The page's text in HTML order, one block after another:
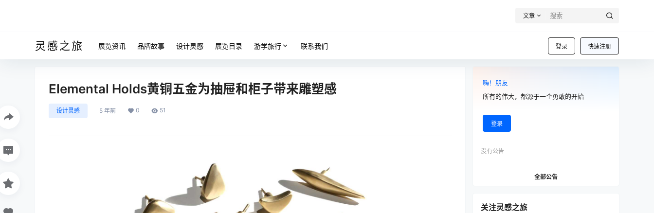
文章
灵感之旅 登录 快速注册
展览资讯 品牌故事 设计灵感 展览目录 游学旅行 联系我们
Elemental Holds黄铜五金为抽屉和柜子带来雕塑感
设计灵感 5 年前 0 51
嗨！朋友
所有的伟大，都源于一个勇敢的开始
登录
没有公告
全部公告
关注灵感之旅